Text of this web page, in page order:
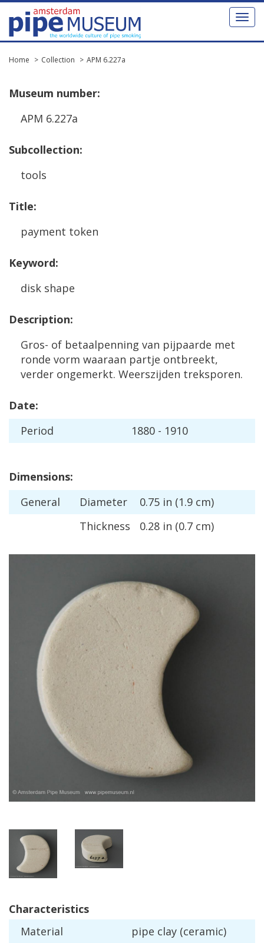
Toggle
Home Collection APM 6.227a
Museum number:
APM 6.227a
Subcollection:
tools
Title:
payment token
Keyword:
disk shape
Description:
Gros- of betaalpenning van pijpaarde met
ronde vorm waaraan partje ontbreekt,
verder ongemerkt. Weerszijden treksporen.
Date:
Period
1880 - 1910
Dimensions:
General
Diameter 0.75 in (1.9 cm)
Thickness
0.28 in (0.7 cm)
Characteristics
Material
pipe clay (ceramic)